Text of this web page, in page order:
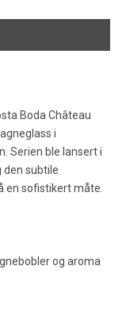
Boda Château
i
Serien ble lansert i
den subtile
en sofistikert måte.
og aroma